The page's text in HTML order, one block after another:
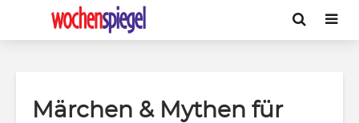
Märchen & Mythen für